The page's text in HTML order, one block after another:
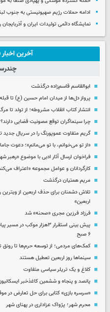
ادامه حملات رژیم صهیونیستی به جنوب
نمایشگاه دائمی تولیدات ایران و
آخرین
ابوالقاسم قاسم‌زاده درگذشت
پرواز دل‌ها از میدان امام حسین (ع) تا
انتشار کتاب انقلاب مشروطه؛ از تولد تا
چرا سینماگران توقع مصونیت قضایی دارند؟
گریم متفاوت عموپورنگ را در سریال جدید
«از تو می‌خوانم، با تو می‌مانم»؛ دعوت
فراخوان ارسال آثار ادبی با موضوع «رهبر
کارگردانان و عوامل مجموعه «اعتراف
مریم همتیان درگذشت
تلاش دشمنان برای حذف اربعین از
اربعین»
فرزاد فرزین مجری «صحنه» شد
پیش بینی استقرار ۳هزار
۶ صبح
کمک‌های مردمی؛ از توسعه حرم‌ها تا رونق
سینماها روز اربعین تعطیل هستند
کلاغ و یک تریلر سیاسی متفاوت
پانصد و پنجاه و ششمین کاغذخبر
«سرسره بازی» کتابی برای حل تعارض در
محرم شهر؛ پژواک عزاداری در پهنای شهر